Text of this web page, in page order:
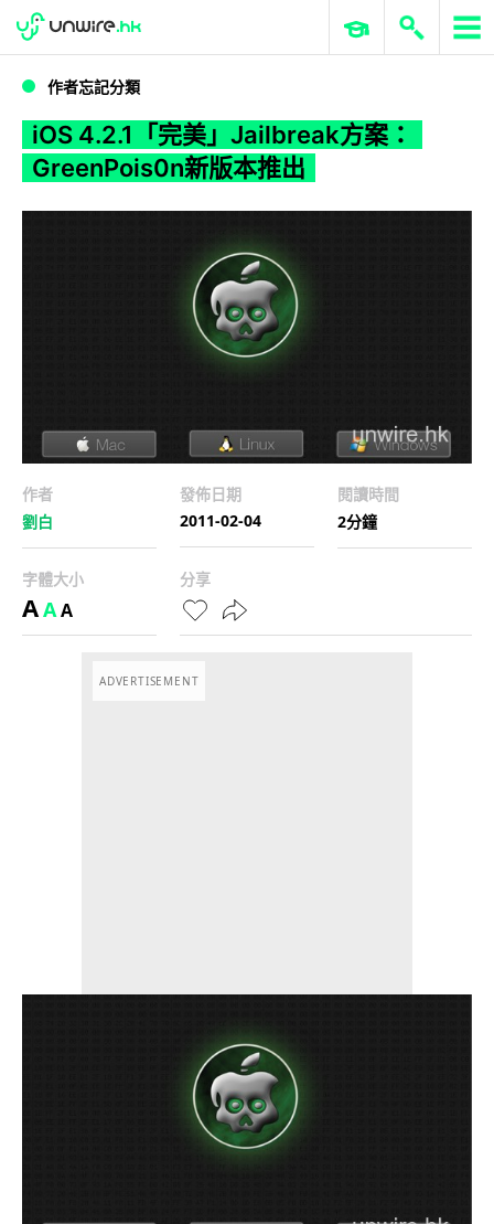
WWDC 2026 ERP 與商業 AI
作者忘記分類
iOS 4.2.1「完美」Jailbreak方案：
GreenPois0n新版本推出
作者
劉白
發佈日期
2011-02-04
閱讀時間
2分鐘
字體大小
AAA
分享
ADVERTISEMENT